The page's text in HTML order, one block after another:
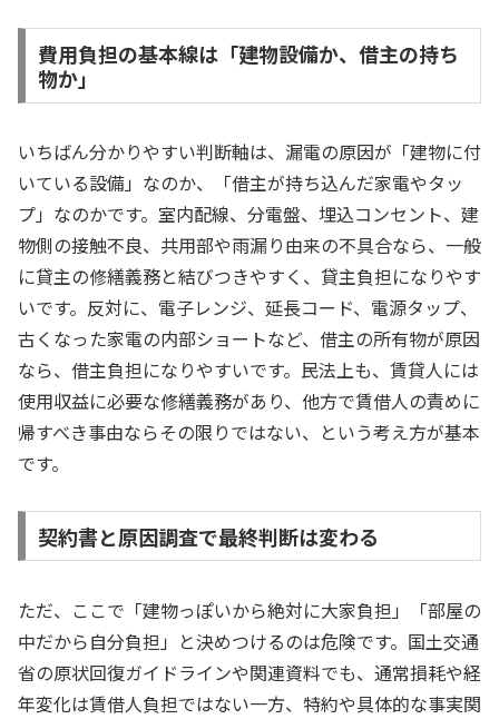
費用負担の基本線は「建物設備か、借主の持ち
物か」
いちばん分かりやすい判断軸は、漏電の原因が「建物に付
いている設備」なのか、「借主が持ち込んだ家電やタッ
プ」なのかです。室内配線、分電盤、埋込コンセント、建
物側の接触不良、共用部や雨漏り由来の不具合なら、一般
に貸主の修繕義務と結びつきやすく、貸主負担になりやす
いです。反対に、電子レンジ、延長コード、電源タップ、
古くなった家電の内部ショートなど、借主の所有物が原因
なら、借主負担になりやすいです。民法上も、賃貸人には
使用収益に必要な修繕義務があり、他方で賃借人の責めに
帰すべき事由ならその限りではない、という考え方が基本
です。
契約書と原因調査で最終判断は変わる
ただ、ここで「建物っぽいから絶対に大家負担」「部屋の
中だから自分負担」と決めつけるのは危険です。国土交通
省の原状回復ガイドラインや関連資料でも、通常損耗や経
年変化は賃借人負担ではない一方、特約や具体的な事実関